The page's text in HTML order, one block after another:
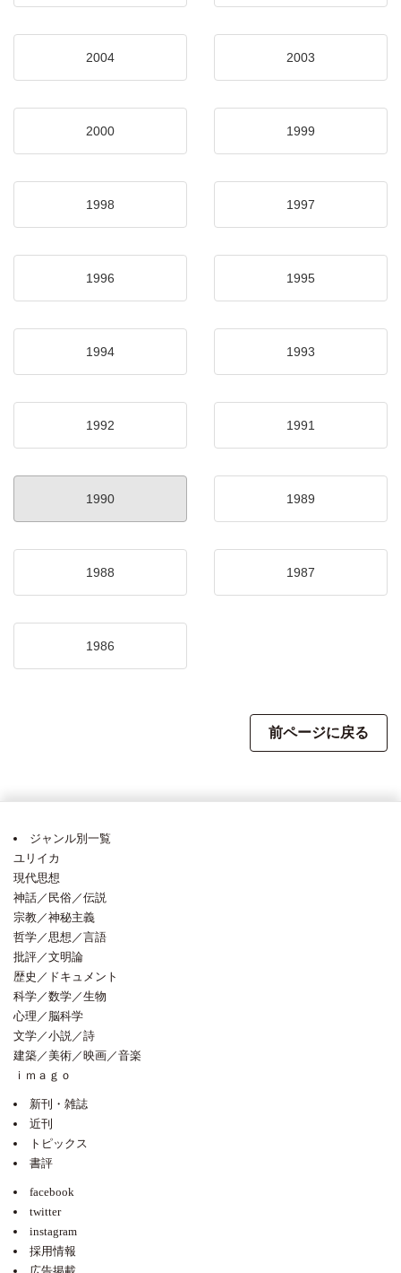
2004 2003
2000 1999
1998 1997
1996 1995
1994 1993
1992 1991
1990 1989
1988 1987
1986
前ページに戻る
ジャンル別一覧
ユリイカ
現代思想
神話／民俗／伝説
宗教／神秘主義
哲学／思想／言語
批評／文明論
歴史／ドキュメント
科学／数学／生物
心理／脳科学
文学／小説／詩
建築／美術／映画／音楽
ｉｍａｇｏ
新刊・雑誌
近刊
トピックス
書評
facebook
twitter
instagram
採用情報